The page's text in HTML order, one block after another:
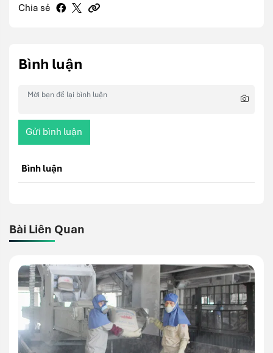
Chia sẻ
Bình luận
Gửi bình luận
Bình luận
Bài Liên Quan